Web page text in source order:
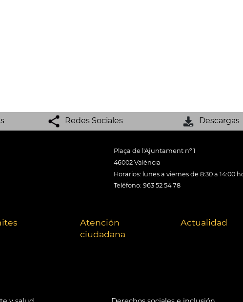
Redes Sociales Descargas
Plaça de l'Ajuntament nº 1
46002 València
Horarios: lunes a viernes de 8:30 a 14:00
Teléfono: 963 52 54 78
Atención
ciudadana
Actualidad